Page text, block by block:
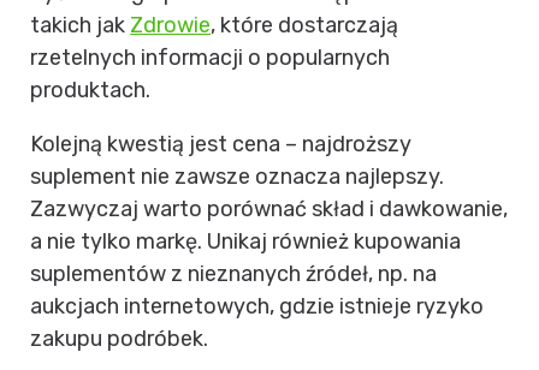
takich jak Zdrowie, które dostarczają
rzetelnych informacji o popularnych
produktach.
Kolejną kwestią jest cena – najdroższy
suplement nie zawsze oznacza najlepszy.
Zazwyczaj warto porównać skład i dawkowanie,
a nie tylko markę. Unikaj również kupowania
suplementów z nieznanych źródeł, np. na
aukcjach internetowych, gdzie istnieje ryzyko
zakupu podróbek.